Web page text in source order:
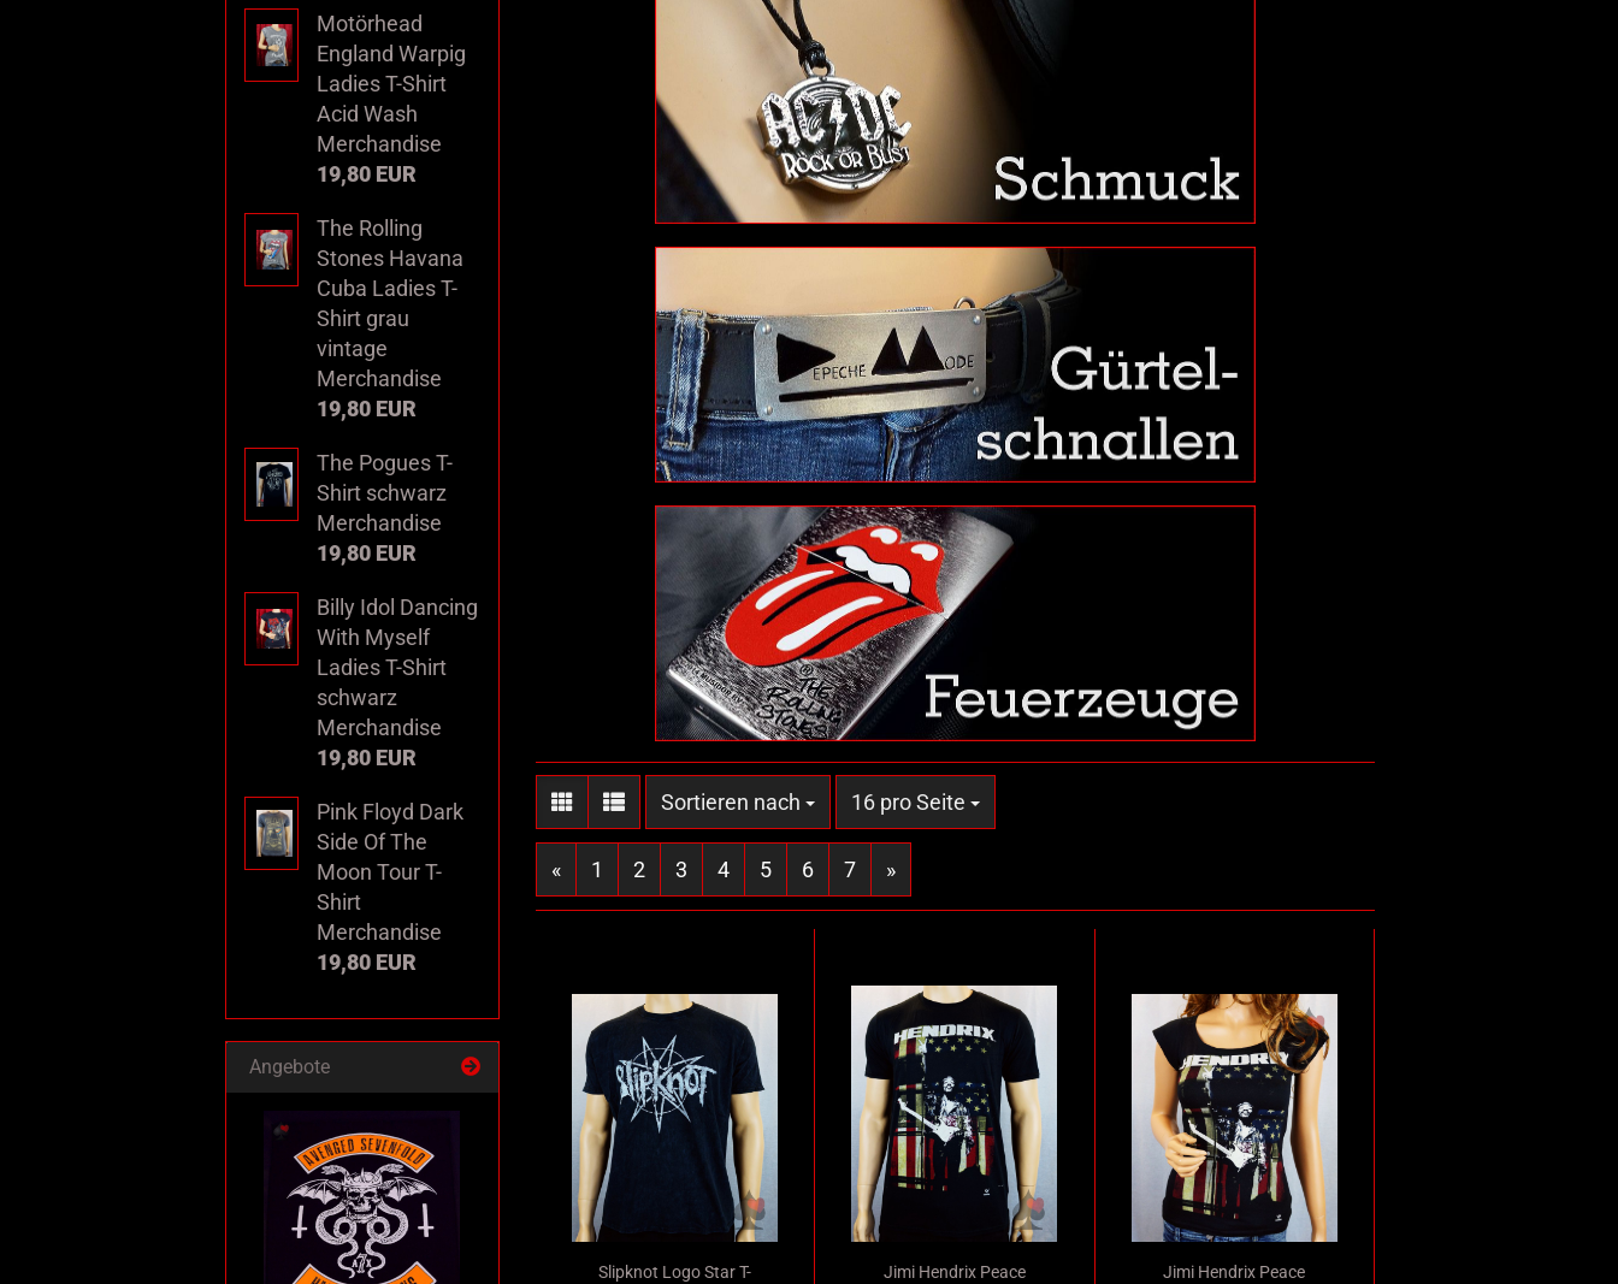
Sortieren nach
Sortieren nach 16 pro Seite
pro Seite
« 1 2 3 4 5 6 7 »
Slipknot Logo Star T-
Jimi Hendrix Peace
Jimi Hendrix Peace
Motörhead
England Warpig
Ladies T-Shirt
Acid Wash
Merchandise
19,80 EUR
The Rolling
Stones Havana
Cuba Ladies T-
Shirt grau
vintage
Merchandise
19,80 EUR
The Pogues T-
Shirt schwarz
Merchandise
19,80 EUR
Billy Idol Dancing
With Myself
Ladies T-Shirt
schwarz
Merchandise
19,80 EUR
Pink Floyd Dark
Side Of The
Moon Tour T-
Shirt
Merchandise
19,80 EUR
Angebote